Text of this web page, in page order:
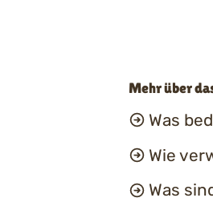
Mehr über
Was
Wie
Was